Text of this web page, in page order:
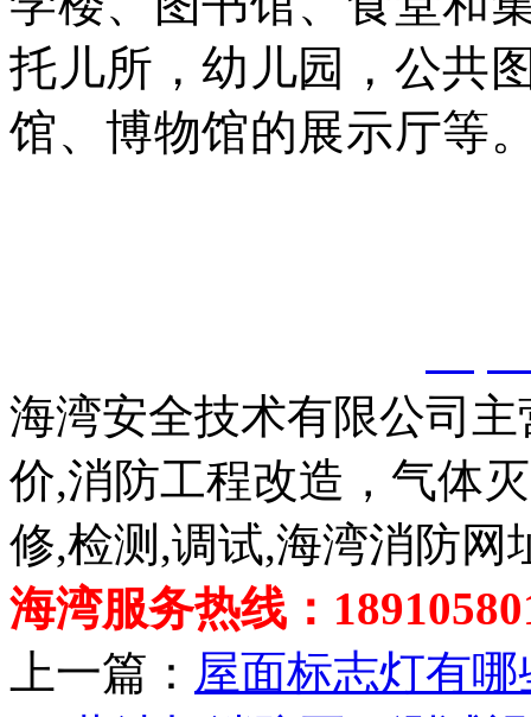
托儿所，幼儿园，公共
馆、博物馆的展示厅等
海湾安全技术有限公司
价,消防工程改造，气体
修,检测,调试,海湾消防网
海湾服务热线：
上一篇： 屋面标志灯有